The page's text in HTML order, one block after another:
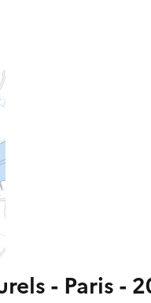
- Paris -